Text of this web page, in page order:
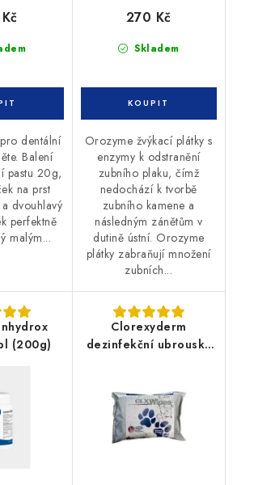
dentální
Balení
pastu 20g,
na prst
dvouhlavý
perfektně
malým...
Skladem
270 Kč
Orozyme žvýkací plátky s
enzymy k odstranění
zubního plaku, čímž
nedochází k tvorbě
zubního kamene a
následným zánětům v
dutině ústní. Orozyme
plátky zabraňují množení
zubních...
(200g)
Clorexyderm
dezinfekční ubrousky